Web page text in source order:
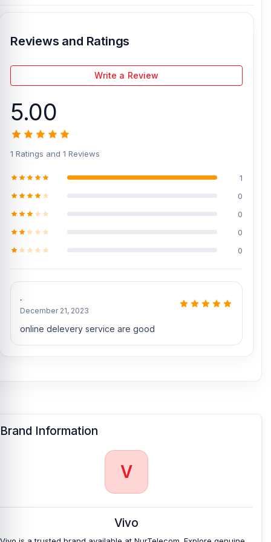
Reviews and Ratings
Write a Review
5.00
1 Ratings and 1 Reviews
1
0
0
0
0
.
December 21, 2023
online delevery service are good
Brand Information
V
Vivo